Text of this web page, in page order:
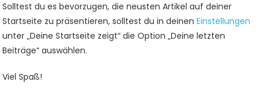
Solltest du es bevorzugen, die neusten Artikel auf deiner
Startseite zu präsentieren, solltest du in deinenEinstellungen
unter „Deine Startseite zeigt“ die Option „Deine letzten
Beiträge“ auswählen.
Viel Spaß!